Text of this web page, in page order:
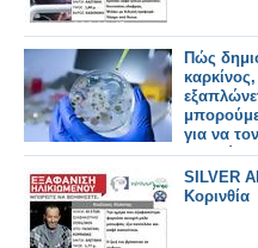
Πώς
για να τον
SILVER
Κορινθία